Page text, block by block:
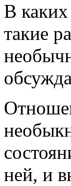
В
такие
ней, и